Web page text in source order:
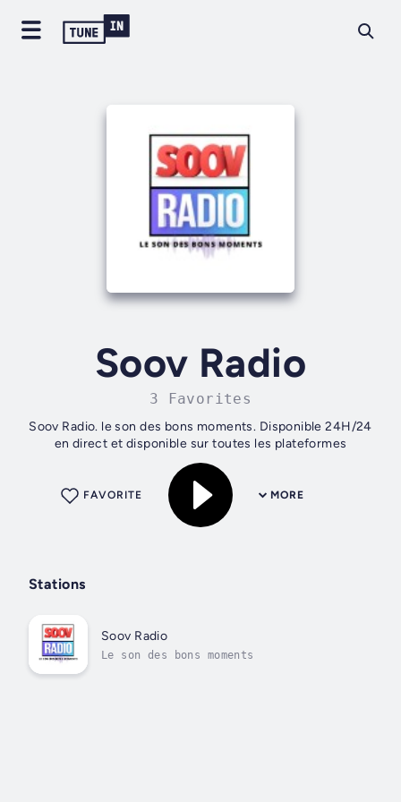
Soov Radio
3 Favorites
Soov Radio. le son des bons moments. Disponible 24H/24
en direct et disponible sur toutes les plateformes
MORE
FAVORITE
Stations
Soov Radio
Le son des bons moments